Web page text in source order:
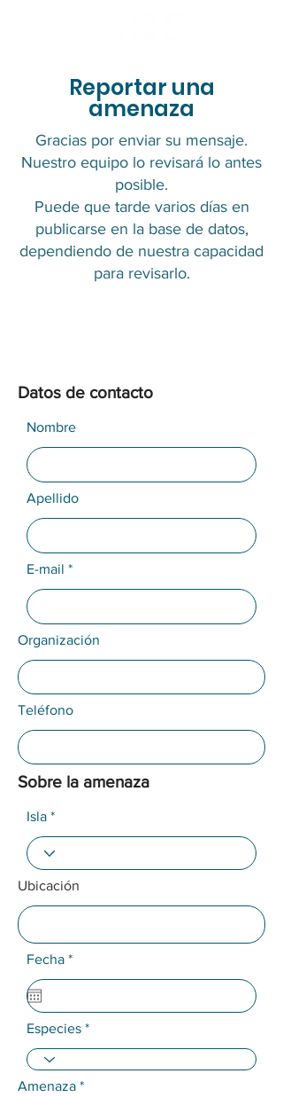
Reportar una
amenaza
Gracias por enviar su mensaje.
Nuestro equipo lo revisará lo antes
posible.
Puede que tarde varios días en
publicarse en la base de datos,
dependiendo de nuestra capacidad
para revisarlo.
Datos de contacto
Nombre
Apellido
E-mail
Organización
Teléfono
Sobre la amenaza
Isla
Ubicación
Fecha *r
i
r
Especies
Amenaza